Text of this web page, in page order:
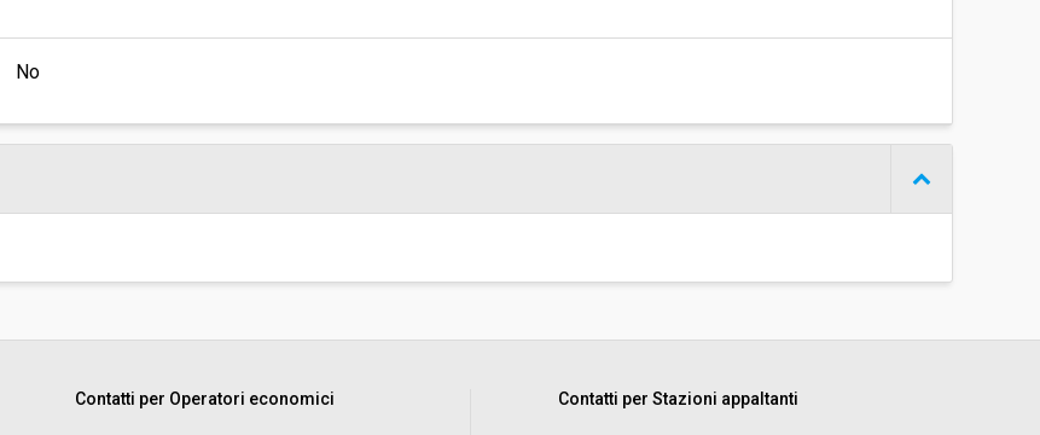
No
Contatti per Operatori economici Contatti per Stazioni appaltanti